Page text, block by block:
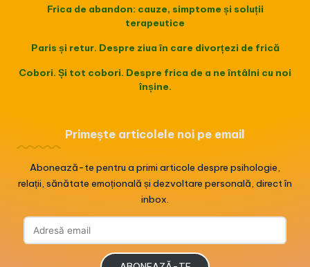
Frica de abandon: cauze, simptome și soluții
terapeutice
Paris și retur. Despre ziua în care divorțezi de frică
Cobori. Și tot cobori. Despre frica de a ne întâlni cu noi
înșine.
Primește articolele noi pe email
Abonează-te pentru a primi articole despre psihologie,
relații, sănătate emoțională și dezvoltare personală, direct în
inbox.
Adresă
email